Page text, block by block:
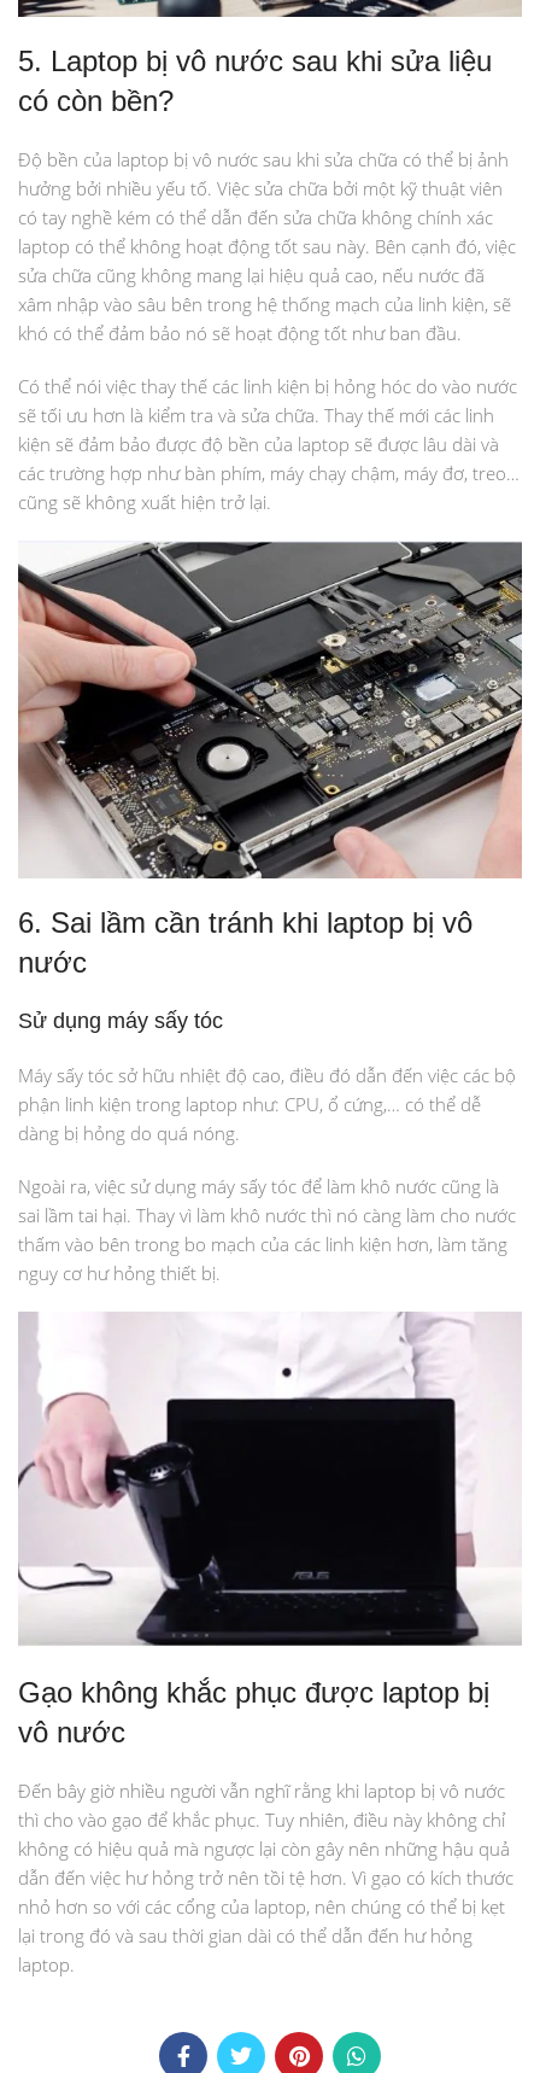
5. Laptop bị vô nước sau khi sửa liệu
có còn bền?
Độ bền của laptop bị vô nước sau khi sửa chữa có thể bị ảnh
hưởng bởi nhiều yếu tố. Việc sửa chữa bởi một kỹ thuật viên
có tay nghề kém có thể dẫn đến sửa chữa không chính xác
laptop có thể không hoạt động tốt sau này. Bên cạnh đó, việc
sửa chữa cũng không mang lại hiệu quả cao, nếu nước đã
xâm nhập vào sâu bên trong hệ thống mạch của linh kiện, sẽ
khó có thể đảm bảo nó sẽ hoạt động tốt như ban đầu.
Có thể nói việc thay thế các linh kiện bị hỏng hóc do vào nước
sẽ tối ưu hơn là kiểm tra và sửa chữa. Thay thế mới các linh
kiện sẽ đảm bảo được độ bền của laptop sẽ được lâu dài và
các trường hợp như bàn phím, máy chạy chậm, máy đơ, treo…
cũng sẽ không xuất hiện trở lại.
6. Sai lầm cần tránh khi laptop bị vô
nước
Sử dụng máy sấy tóc
Máy sấy tóc sở hữu nhiệt độ cao, điều đó dẫn đến việc các bộ
phận linh kiện trong laptop như: CPU, ổ cứng,… có thể dễ
dàng bị hỏng do quá nóng.
Ngoài ra, việc sử dụng máy sấy tóc để làm khô nước cũng là
sai lầm tai hại. Thay vì làm khô nước thì nó càng làm cho nước
thấm vào bên trong bo mạch của các linh kiện hơn, làm tăng
nguy cơ hư hỏng thiết bị.
Gạo không khắc phục được laptop bị
vô nước
Đến bây giờ nhiều người vẫn nghĩ rằng khi laptop bị vô nước
thì cho vào gạo để khắc phục. Tuy nhiên, điều này không chỉ
không có hiệu quả mà ngược lại còn gây nên những hậu quả
dẫn đến việc hư hỏng trở nên tồi tệ hơn. Vì gạo có kích thước
nhỏ hơn so với các cổng của laptop, nên chúng có thể bị kẹt
lại trong đó và sau thời gian dài có thể dẫn đến hư hỏng
laptop.